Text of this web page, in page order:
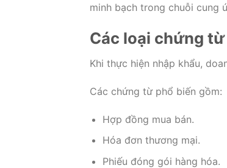
minh bạch trong chuỗi cung
Các loại chứng
Khi thực hiện nhập khẩu,
Các chứng từ phổ biến gồm:
Hợp đồng mua bán.
Hóa đơn thương mại.
Phiếu đóng gói hàng hóa.